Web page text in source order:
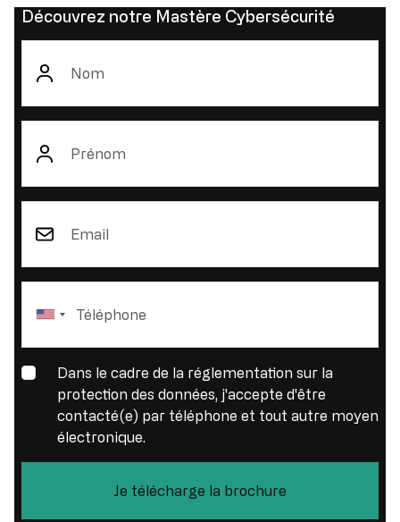
Découvrez notre Mastère Cybersécurité
Dans le cadre de la réglementation sur la
protection des données, j'accepte d'être
contacté(e) par téléphone et tout autre moyen
électronique.
Je télécharge la brochure